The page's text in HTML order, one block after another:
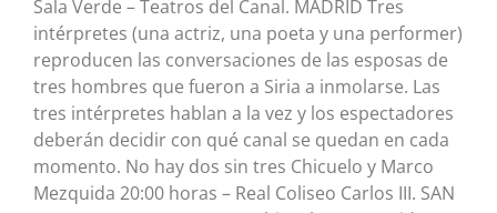
Sala Verde – Teatros del Canal. MADRID Tres
intérpretes (una actriz, una poeta y una performer)
reproducen las conversaciones de las esposas de
tres hombres que fueron a Siria a inmolarse. Las
tres intérpretes hablan a la vez y los espectadores
deberán decidir con qué canal se quedan en cada
momento. No hay dos sin tres Chicuelo y Marco
Mezquida 20:00 horas – Real Coliseo Carlos III. SAN